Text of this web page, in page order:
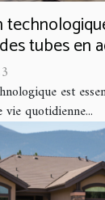
tubes en
est
quotidienne...